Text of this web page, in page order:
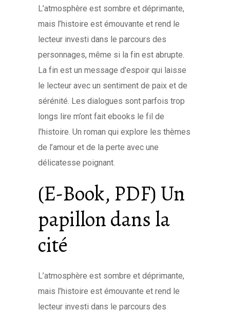
L’atmosphère est sombre et déprimante,
mais l’histoire est émouvante et rend le
lecteur investi dans le parcours des
personnages, même si la fin est abrupte.
La fin est un message d’espoir qui laisse
le lecteur avec un sentiment de paix et de
sérénité. Les dialogues sont parfois trop
longs lire m’ont fait ebooks le fil de
l’histoire. Un roman qui explore les thèmes
de l’amour et de la perte avec une
délicatesse poignant.
(E-Book, PDF) Un
papillon dans la
cité
L’atmosphère est sombre et déprimante,
mais l’histoire est émouvante et rend le
lecteur investi dans le parcours des